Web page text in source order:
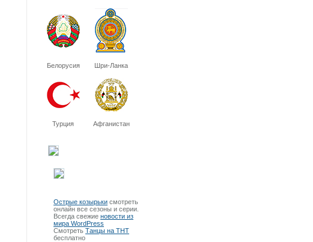
Белорусия Шри-Ланка
Турция Афганистан
Острые козырьки смотреть
онлайн все сезоны и серии.
Всегда свежие новости из
мира WordPress
Смотреть Танцы на ТНТ
бесплатно